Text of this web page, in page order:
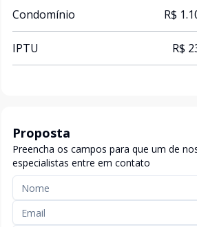
Condomínio R$
IPTU R$
Proposta
Preencha os campos para que um de
especialistas entre em contato